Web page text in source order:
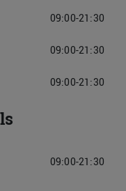
09:00-21:30
09:00-21:30
09:00-21:30
09:00-21:30